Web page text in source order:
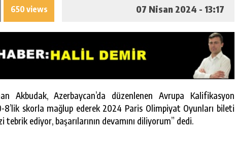
650 views 07 Nisan 2024 - 13:17
Akbudak, Azerbaycan’da düzenlenen Avrupa Kalifikasyon
8’lik skorla mağlup ederek 2024 Paris Olimpiyat Oyunları bileti
ediyor, başarılarının devamını diliyorum” dedi.